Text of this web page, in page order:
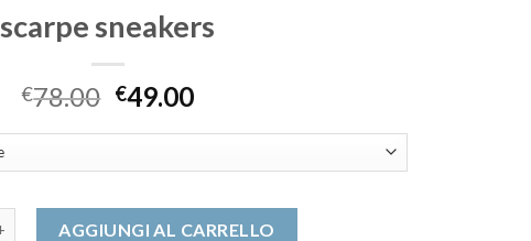
scarpe sneakers
€78.00 €49.00
AGGIUNGI AL CARRELLO